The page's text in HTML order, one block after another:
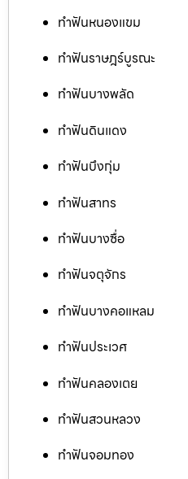
ทำฟันหนองแขม
ทำฟันราษฎร์บูรณะ
ทำฟันบางพลัด
ทำฟันดินแดง
ทำฟันบึงกุ่ม
ทำฟันสาทร
ทำฟันบางซื่อ
ทำฟันจตุจักร
ทำฟันบางคอแหลม
ทำฟันประเวศ
ทำฟันคลองเตย
ทำฟันสวนหลวง
ทำฟันจอมทอง